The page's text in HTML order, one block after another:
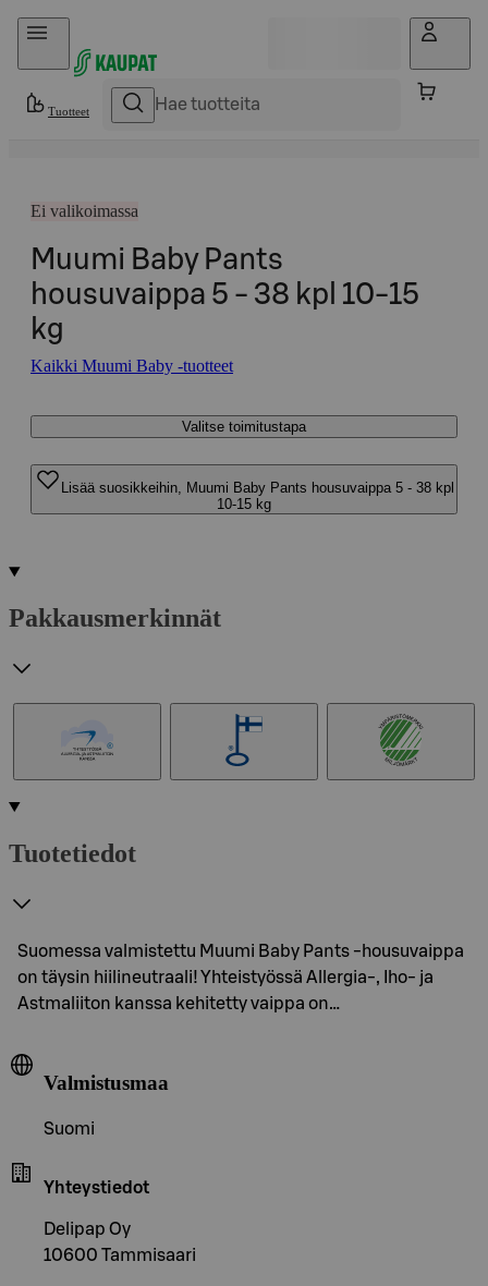
Hyppää sisältöön
Tuotteet
Ei valikoimassa
Muumi Baby Pants
housuvaippa 5 - 38 kpl 10-15
kg
Kaikki Muumi Baby -tuotteet
Valitse toimitustapa
Lisää suosikkeihin, Muumi Baby Pants housuvaippa 5 - 38 kpl
10-15 kg
Pakkausmerkinnät
Tuotetiedot
Suomessa valmistettu Muumi Baby Pants -housuvaippa
on täysin hiilineutraali! Yhteistyössä Allergia-, Iho- ja
Astmaliiton kanssa kehitetty vaippa on…
Valmistusmaa
Suomi
Yhteystiedot
Delipap Oy
10600 Tammisaari